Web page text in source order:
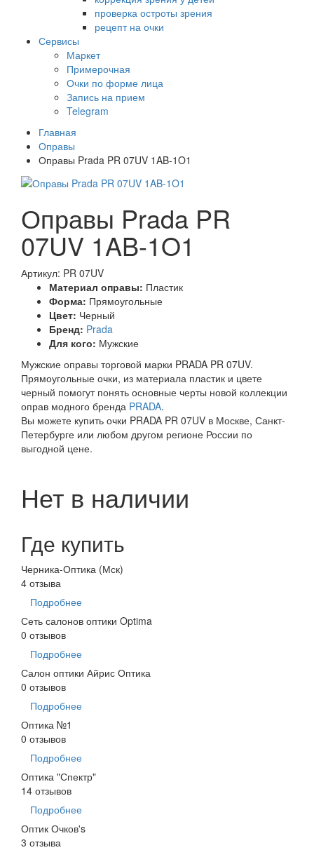
проверка остроты зрения
рецепт на очки
Сервисы
Маркет
Примерочная
Очки по форме лица
Запись на прием
Telegram
Главная
Оправы
Оправы Prada PR 07UV 1AB-1O1
Оправы Prada PR
07UV 1AB-1O1
Артикул: PR 07UV
Материал оправы: Пластик
Форма: Прямоугольные
Цвет: Черный
Бренд: Prada
Для кого: Мужские
Мужские оправы торговой марки PRADA PR 07UV.
Прямоугольные очки, из материала пластик и цвете
черный помогут понять основные черты новой коллекции
оправ модного бренда PRADA.
Вы можете купить очки PRADA PR 07UV в Москве, Санкт-
Петербурге или любом другом регионе России по
выгодной цене.
Нет в наличии
Где купить
Черника-Оптика (Мск)
4 отзыва
Подробнее
Сеть салонов оптики Optima
0 отзывов
Подробнее
Салон оптики Айрис Оптика
0 отзывов
Подробнее
Оптика №1
0 отзывов
Подробнее
Оптика "Спектр"
14 отзывов
Подробнее
Оптик Очков's
3 отзыва